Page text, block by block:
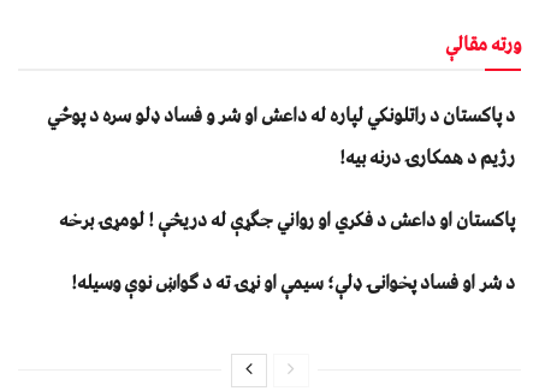
ورته مقالې
د پاکستان د راتلونکي لپاره له داعش او شر و فساد ډلو سره د پوځي
رژیم د همکارۍ درنه بیه!
پاکستان او داعش د فکري او رواني جګړې له دریڅې ! لومړۍ برخه
د شر او فساد پخوانۍ ډلې؛ سیمې او نړۍ ته د ګواښ نوې وسیله!